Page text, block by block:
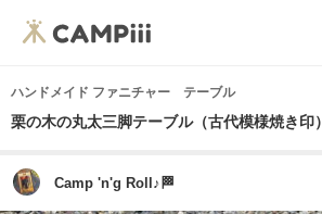
ハンドメイド ファニチャー テーブル
栗の木の丸太三脚テーブル（古代模様焼き印）
Camp 'n'g Roll♪🏁